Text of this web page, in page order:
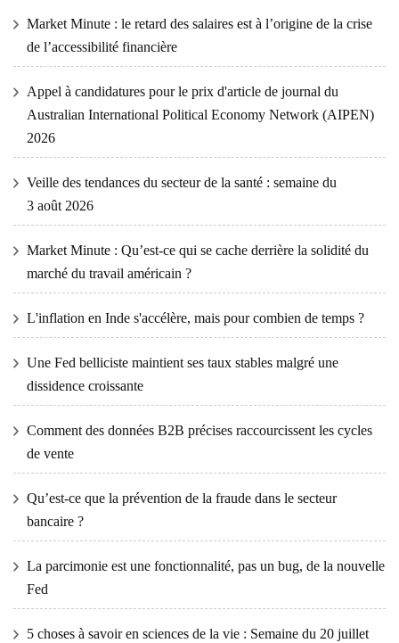
Market Minute : le retard des salaires est à l’origine de la crise
de l’accessibilité financière
Appel à candidatures pour le prix d'article de journal du
Australian International Political Economy Network (AIPEN)
2026
Veille des tendances du secteur de la santé : semaine du
3 août 2026
Market Minute : Qu’est-ce qui se cache derrière la solidité du
marché du travail américain ?
L'inflation en Inde s'accélère, mais pour combien de temps ?
Une Fed belliciste maintient ses taux stables malgré une
dissidence croissante
Comment des données B2B précises raccourcissent les cycles
de vente
Qu’est-ce que la prévention de la fraude dans le secteur
bancaire ?
La parcimonie est une fonctionnalité, pas un bug, de la nouvelle
Fed
5 choses à savoir en sciences de la vie : Semaine du 20 juillet